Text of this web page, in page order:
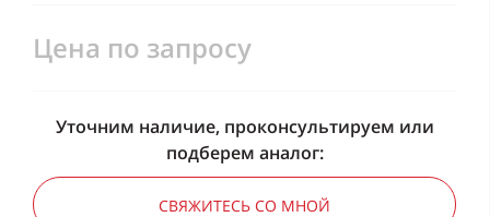
Цена по запросу
Уточним наличие, проконсультируем или
подберем аналог:
СВЯЖИТЕСЬ СО МНОЙ